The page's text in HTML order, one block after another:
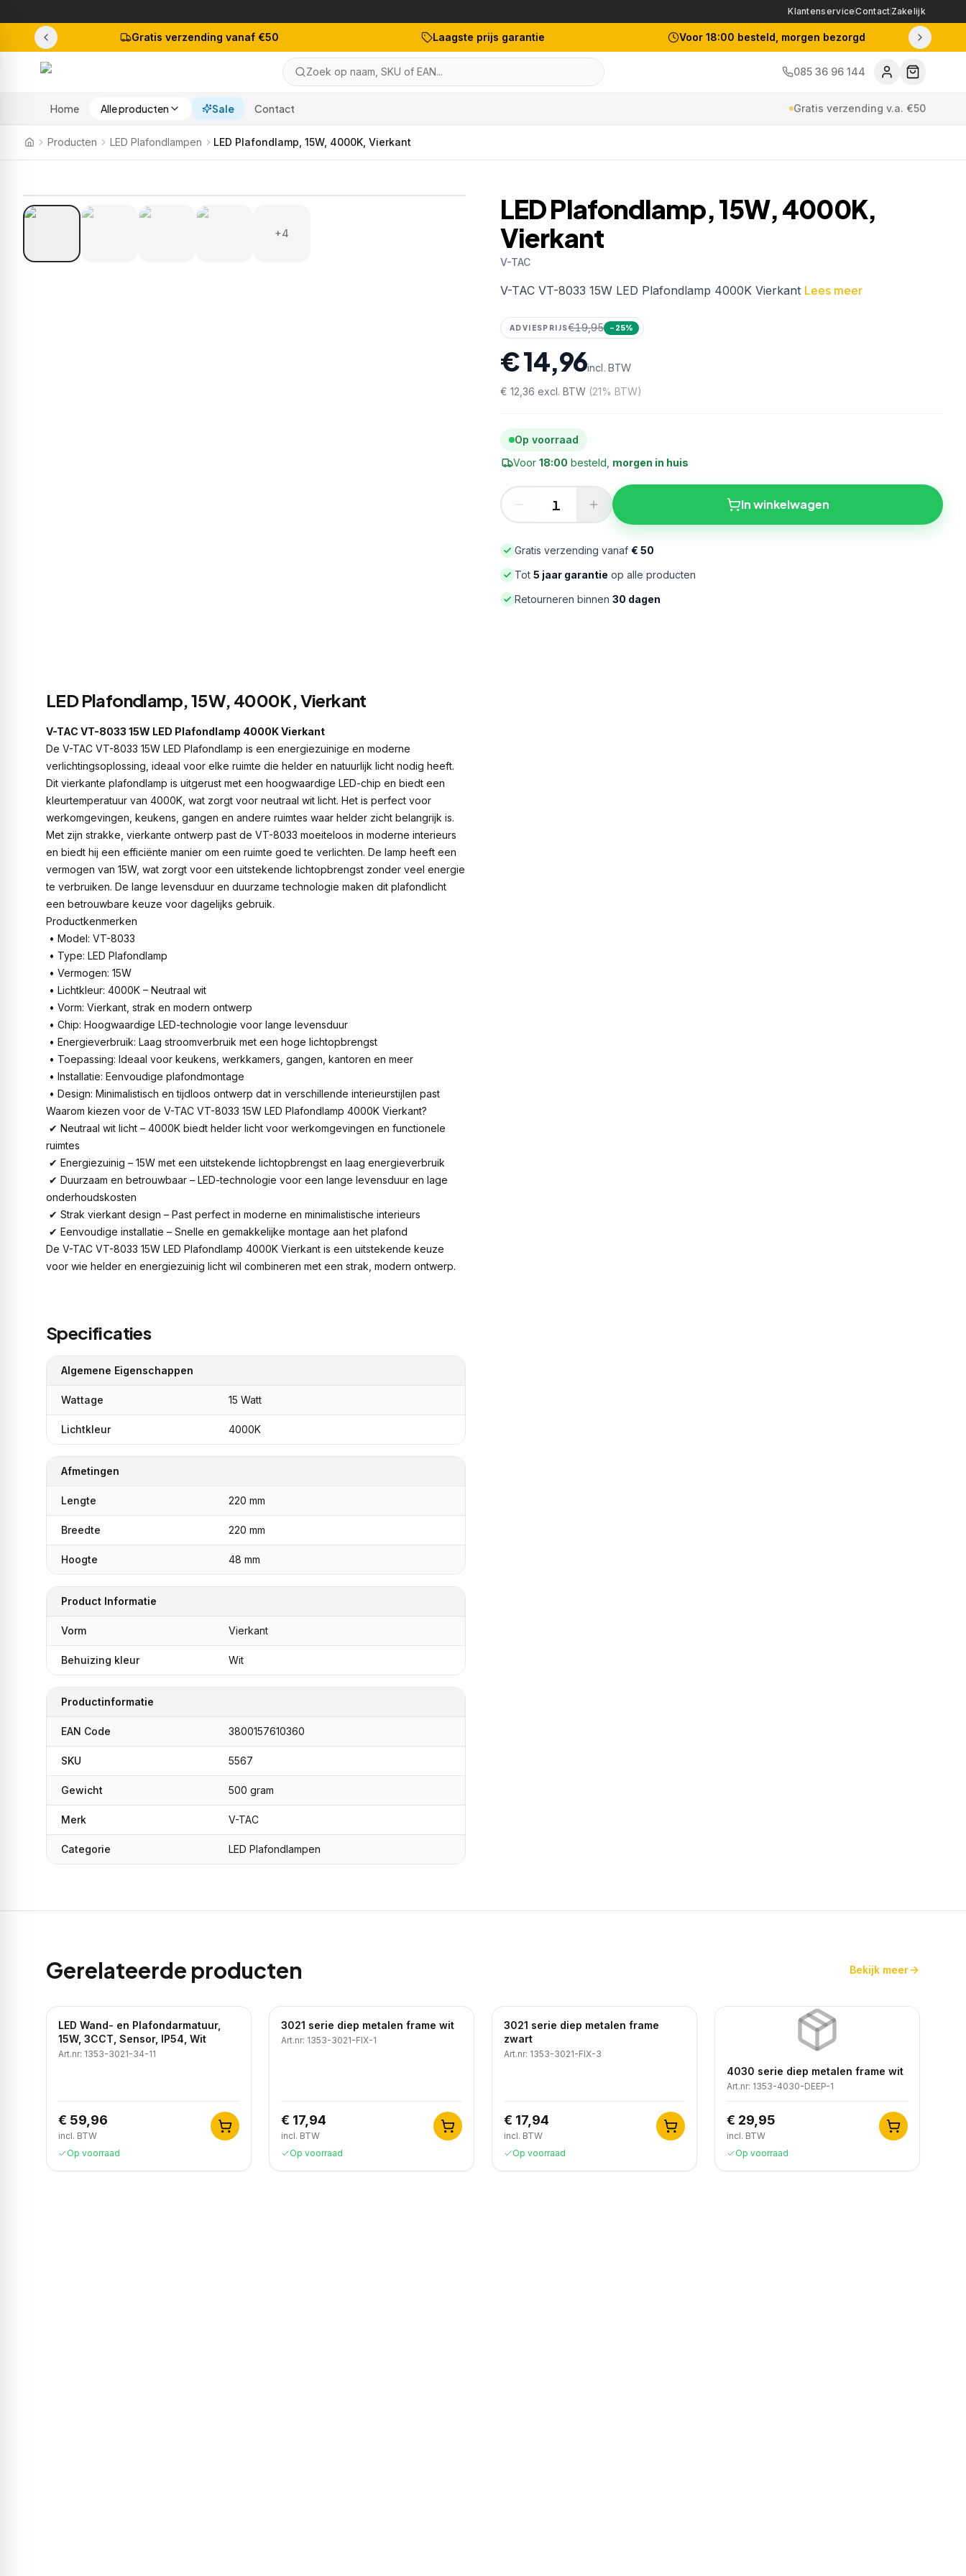
KlantenserviceContact Zakelijk
Gratis verzending vanaf €50 Laagste prijs garantie Voor 18:00 besteld, morgen bezorgd
Zoek op naam, SKU of EAN... 085 36 96 144
Home Alle producten Sale Contact Gratis verzending v.a. €50
Producten LED Plafondlampen LED Plafondlamp, 15W, 4000K, Vierkant
+4
LED Plafondlamp, 15W, 4000K,
Vierkant
V-TAC
V-TAC VT-8033 15W LED Plafondlamp 4000K Vierkant Lees meer
ADVIESPRIJS€19,95 − 25%
€ 14,96incl. BTW
€ 12,36 excl. BTW (21% BTW)
Op voorraad
Voor 18:00 besteld, morgen in huis
In winkelwagen
Gratis verzending vanaf € 50
Tot 5 jaar garantie op alle producten
Retourneren binnen 30 dagen
LED Plafondlamp, 15W, 4000K, Vierkant
V-TAC VT-8033 15W LED Plafondlamp 4000K Vierkant
De V-TAC VT-8033 15W LED Plafondlamp is een energiezuinige en moderne
verlichtingsoplossing, ideaal voor elke ruimte die helder en natuurlijk licht nodig heeft.
Dit vierkante plafondlamp is uitgerust met een hoogwaardige LED-chip en biedt een
kleurtemperatuur van 4000K, wat zorgt voor neutraal wit licht. Het is perfect voor
werkomgevingen, keukens, gangen en andere ruimtes waar helder zicht belangrijk is.
Met zijn strakke, vierkante ontwerp past de VT-8033 moeiteloos in moderne interieurs
en biedt hij een efficiënte manier om een ruimte goed te verlichten. De lamp heeft een
vermogen van 15W, wat zorgt voor een uitstekende lichtopbrengst zonder veel energie
te verbruiken. De lange levensduur en duurzame technologie maken dit plafondlicht
een betrouwbare keuze voor dagelijks gebruik.
Productkenmerken
• Model: VT-8033
• Type: LED Plafondlamp
• Vermogen: 15W
• Lichtkleur: 4000K – Neutraal wit
• Vorm: Vierkant, strak en modern ontwerp
• Chip: Hoogwaardige LED-technologie voor lange levensduur
• Energieverbruik: Laag stroomverbruik met een hoge lichtopbrengst
• Toepassing: Ideaal voor keukens, werkkamers, gangen, kantoren en meer
• Installatie: Eenvoudige plafondmontage
• Design: Minimalistisch en tijdloos ontwerp dat in verschillende interieurstijlen past
Waarom kiezen voor de V-TAC VT-8033 15W LED Plafondlamp 4000K Vierkant?
✔ Neutraal wit licht – 4000K biedt helder licht voor werkomgevingen en functionele
ruimtes
✔ Energiezuinig – 15W met een uitstekende lichtopbrengst en laag energieverbruik
✔ Duurzaam en betrouwbaar – LED-technologie voor een lange levensduur en lage
onderhoudskosten
✔ Strak vierkant design – Past perfect in moderne en minimalistische interieurs
✔ Eenvoudige installatie – Snelle en gemakkelijke montage aan het plafond
De V-TAC VT-8033 15W LED Plafondlamp 4000K Vierkant is een uitstekende keuze
voor wie helder en energiezuinig licht wil combineren met een strak, modern ontwerp.
Specificaties
Algemene Eigenschappen
Wattage 15 Watt
Lichtkleur 4000K
Afmetingen
Lengte 220 mm
Breedte 220 mm
Hoogte 48 mm
Product Informatie
Vorm Vierkant
Behuizing kleur Wit
Productinformatie
EAN Code 3800157610360
SKU 5567
Gewicht 500 gram
Merk V-TAC
Categorie LED Plafondlampen
Gerelateerde producten Bekijk meer
LED Wand- en Plafondarmatuur,
15W, 3CCT, Sensor, IP54, Wit
Art.nr: 1353-3021-34-11
€ 59,96
incl. BTW
Op voorraad
3021 serie diep metalen frame wit
Art.nr: 1353-3021-FIX-1
€ 17,94
incl. BTW
Op voorraad
3021 serie diep metalen frame
zwart
Art.nr: 1353-3021-FIX-3
€ 17,94
incl. BTW
Op voorraad
4030 serie diep metalen frame wit
Art.nr: 1353-4030-DEEP-1
€ 29,95
incl. BTW
Op voorraad